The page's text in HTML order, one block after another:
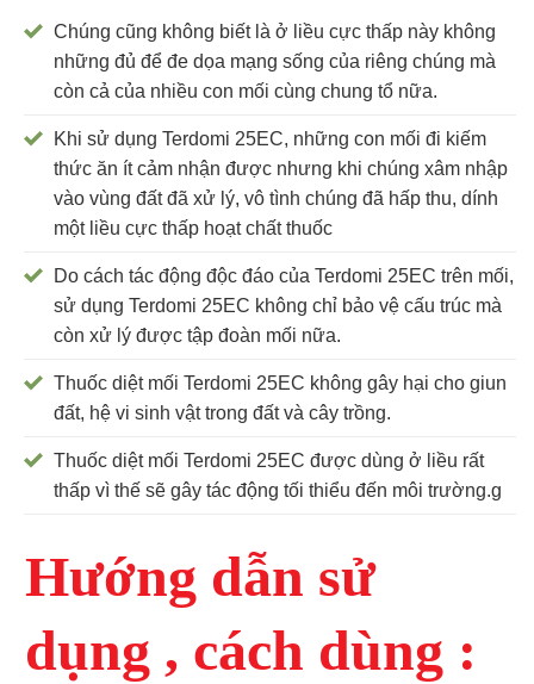
Chúng cũng không biết là ở liều cực thấp này không
những đủ để đe dọa mạng sống của riêng chúng mà
còn cả của nhiều con mối cùng chung tổ nữa.
Khi sử dụng Terdomi 25EC, những con mối đi kiếm
thức ăn ít cảm nhận được nhưng khi chúng xâm nhập
vào vùng đất đã xử lý, vô tình chúng đã hấp thu, dính
một liều cực thấp hoạt chất thuốc
Do cách tác động độc đáo của Terdomi 25EC trên mối,
sử dụng Terdomi 25EC không chỉ bảo vệ cấu trúc mà
còn xử lý được tập đoàn mối nữa.
Thuốc diệt mối Terdomi 25EC không gây hại cho giun
đất, hệ vi sinh vật trong đất và cây trồng.
Thuốc diệt mối Terdomi 25EC được dùng ở liều rất
thấp vì thế sẽ gây tác động tối thiểu đến môi trường.g
Hướng dẫn sử
dụng , cách dùng :